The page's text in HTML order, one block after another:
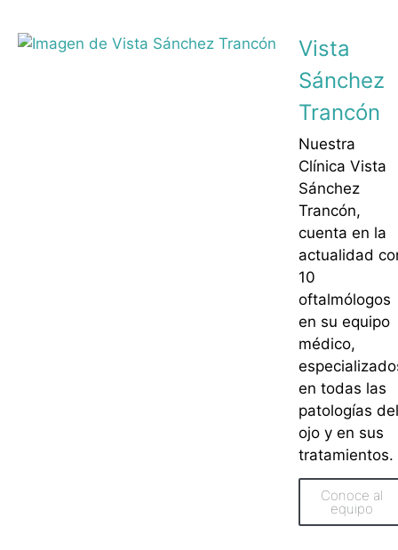
Vista
Sánchez
Trancón
Nuestra
Clínica Vista
Sánchez
Trancón,
cuenta en la
actualidad
10
oftalmólogos
en su equipo
médico,
en todas las
patologías del
ojo y en sus
tratamientos.
Conoce al
equipo